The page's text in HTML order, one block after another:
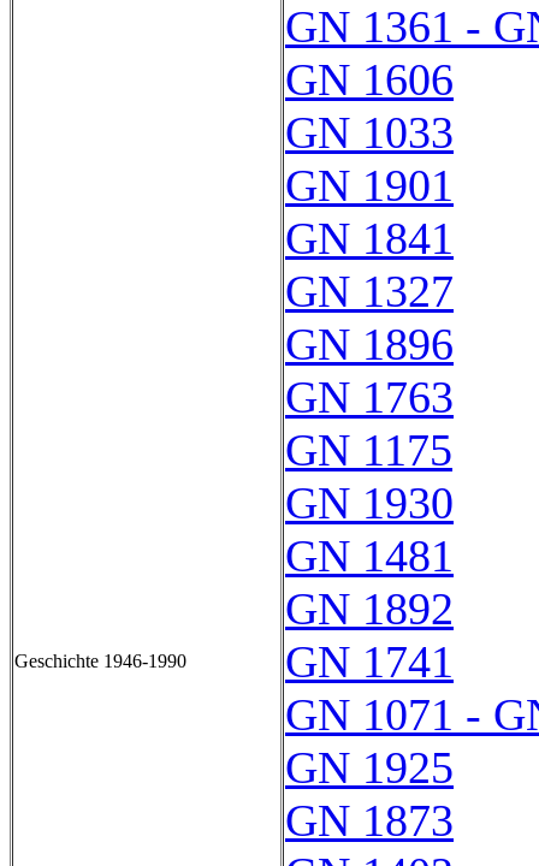
Geschichte 1946-1990
GN 1361 -
GN 1606
GN 1033
GN 1901
GN 1841
GN 1327
GN 1896
GN 1763
GN 1175
GN 1930
GN 1481
GN 1892
GN 1741
GN 1071 -
GN 1925
GN 1873